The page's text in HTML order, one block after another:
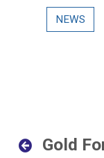
Gold
NEWS
Gold